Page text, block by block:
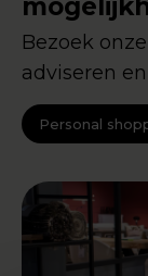
Bezoek
adviseren
Personal